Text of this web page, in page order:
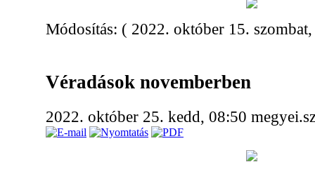
Módosítás: ( 2022. október 15.
Véradások novemberben
2022. október 25. kedd, 08:50